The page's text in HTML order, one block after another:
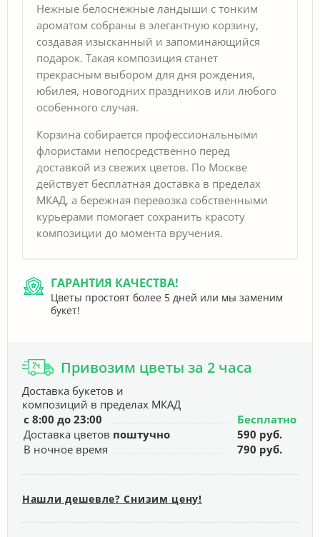
Нежные белоснежные ландыши с тонким
ароматом собраны в элегантную корзину,
создавая изысканный и запоминающийся
подарок. Такая композиция станет
прекрасным выбором для дня рождения,
юбилея, новогодних праздников или любого
особенного случая.
Корзина собирается профессиональными
флористами непосредственно перед
доставкой из свежих цветов. По Москве
действует бесплатная доставка в пределах
МКАД, а бережная перевозка собственными
курьерами помогает сохранить красоту
композиции до момента вручения.
ГАРАНТИЯ КАЧЕСТВА!
Цветы простоят более 5 дней или мы заменим
букет!
Привозим цветы за 2 часа
Доставка букетов и
композиций в пределах МКАД
с 8:00 до 23:00
Бесплатно
Доставка цветов поштучно
590 руб.
В ночное время
790 руб.
Нашли дешевле? Снизим цену!